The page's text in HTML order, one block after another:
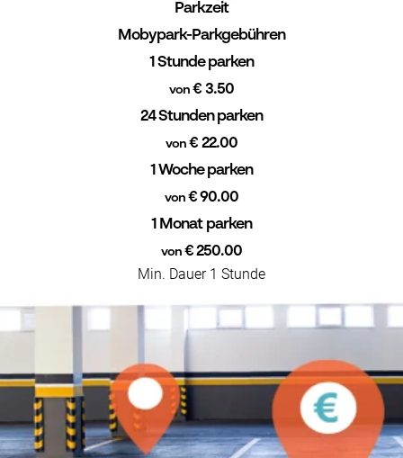
Parkzeit
Mobypark-Parkgebühren
1 Stunde parken
von € 3.50
24 Stunden parken
von € 22.00
1 Woche parken
von€ 90.00
1 Monat parken
von€ 250.00
Min. Dauer 1 Stunde